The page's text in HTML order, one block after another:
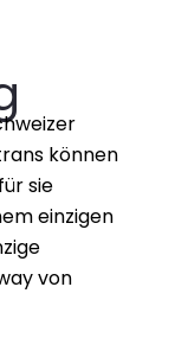
können
sie
einzigen
von